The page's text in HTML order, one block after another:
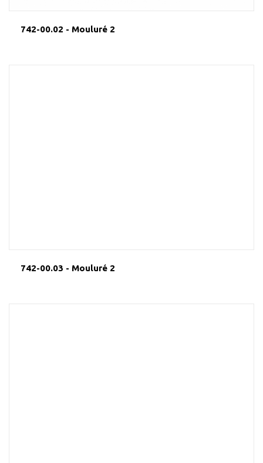
742-00.02 - Mouluré 2
742-00.03 - Mouluré 2